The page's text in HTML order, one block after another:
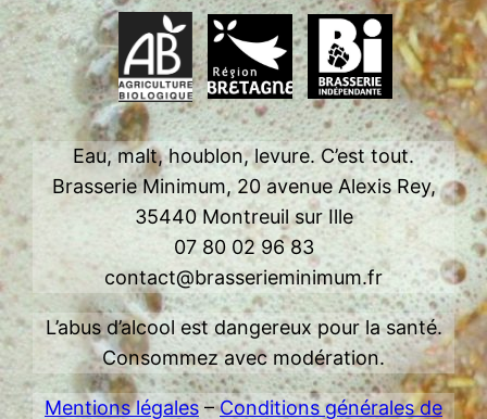
Eau, malt, houblon, levure. C’est tout.
Brasserie Minimum, 20 avenue Alexis Rey,
35440 Montreuil sur Ille
07 80 02 96 83
contact@brasserieminimum.fr
L’abus d’alcool est dangereux pour la santé.
Consommez avec modération.
Mentions légales–Conditions générales de